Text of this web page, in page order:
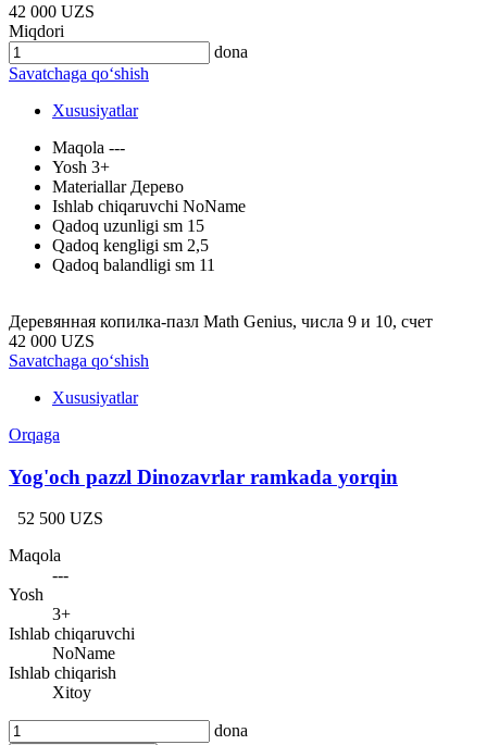
42 000 UZS
Miqdori
dona
Savatchaga qo‘shish
Xususiyatlar
Maqola ---
Yosh 3+
Materiallar Дерево
Ishlab chiqaruvchi NoName
Qadoq uzunligi sm 15
Qadoq kengligi sm 2,5
Qadoq balandligi sm 11
Деревянная копилка-пазл Math Genius, числа 9 и 10, счет
42 000 UZS
Savatchaga qo‘shish
Xususiyatlar
Orqaga
Yog'och pazzl Dinozavrlar ramkada yorqin
52 500 UZS
Maqola
---
Yosh
3+
Ishlab chiqaruvchi
NoName
Ishlab chiqarish
Xitoy
dona